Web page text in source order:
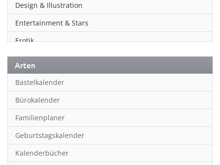
Design & Illustration
Entertainment & Stars
Erotik
Essen & Trinken
Familienplaner
Fantasy
Film
Fotokunst
Frauen
Arten
Bastelkalender
Bürokalender
Familienplaner
Geburtstagskalender
Kalenderbücher